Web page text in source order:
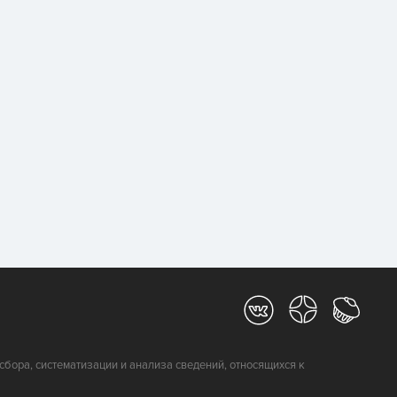
систематизации и анализа сведений, относящихся к